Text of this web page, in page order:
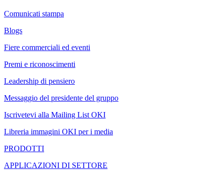
Comunicati stampa
Blogs
Fiere commerciali ed eventi
Premi e riconoscimenti
Leadership di pensiero
Messaggio del presidente del gruppo
Iscrivetevi alla Mailing List OKI
Libreria immagini OKI per i media
PRODOTTI
APPLICAZIONI DI SETTORE